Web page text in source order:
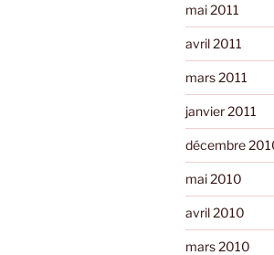
mai 2011
avril 2011
mars 2011
janvier 2011
décembre
mai 2010
avril 2010
mars 2010